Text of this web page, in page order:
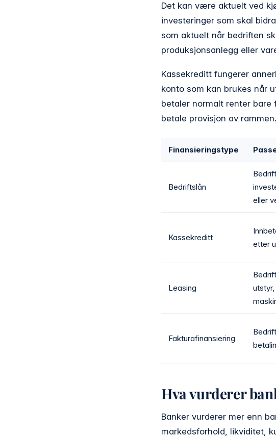
Det kan være aktuelt ved
investeringer som skal
som aktuelt når bedriften
produksjonsanlegg eller
Kassekreditt fungerer
konto som kan brukes når
betaler normalt renter bare
betale provisjon av rammen.
Finansieringstype
Bedriftslån
eller
Kassekreditt
etter
Leasing
Fakturafinansiering
Hva vurderer
Banker vurderer mer enn
markedsforhold, likviditet,